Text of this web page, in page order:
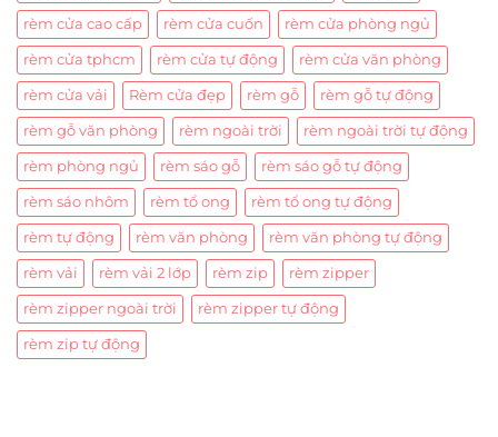
rèm cửa cao cấp rèm cửa cuốn rèm cửa phòng ngủ
rèm cửa tphcm rèm cửa tự động rèm cửa văn phòng
rèm cửa vải Rèm cửa đẹp rèm gỗ rèm gỗ tự động
rèm gỗ văn phòng rèm ngoài trời rèm ngoài trời tự động
rèm phòng ngủ rèm sáo gỗ rèm sáo gỗ tự động
rèm sáo nhôm rèm tổ ong rèm tổ ong tự động
rèm tự động rèm văn phòng rèm văn phòng tự động
rèm vải rèm vải 2 lớp rèm zip rèm zipper
rèm zipper ngoài trời rèm zipper tự động
rèm zip tự động